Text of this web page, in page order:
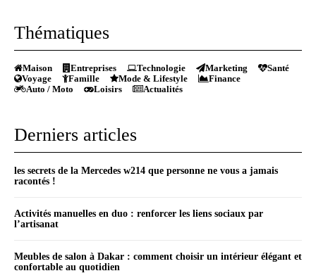
Thématiques
Maison Entreprises Technologie Marketing
Santé
Voyage
Famille Mode & Lifestyle
Finance
Auto / Moto
Loisirs Actualités
Derniers articles
les secrets de la Mercedes w214 que personne ne vous a jamais
racontés !
Activités manuelles en duo : renforcer les liens sociaux par
l’artisanat
Meubles de salon à Dakar : comment choisir un intérieur élégant et
confortable au quotidien